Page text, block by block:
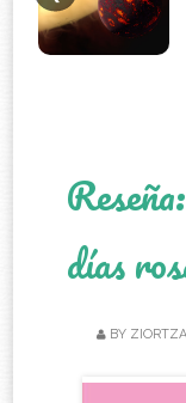
días
BY ZIORTZA